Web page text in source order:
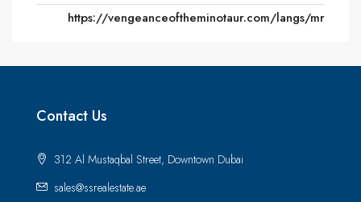
https://vengeanceoftheminotaur.com/langs/mr
Contact Us
312 Al Mustaqbal Street, Downtown Dubai
sales@ssrealestate.ae